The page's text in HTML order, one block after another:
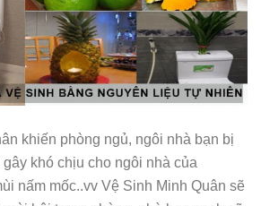
khiến phòng ngủ, ngôi nhà bạn bị
khó chịu cho ngôi nhà của
nấm mốc..vv Vệ Sinh Minh Quân sẽ